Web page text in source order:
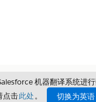
机器翻译系统进
点击此处。 切换为英语